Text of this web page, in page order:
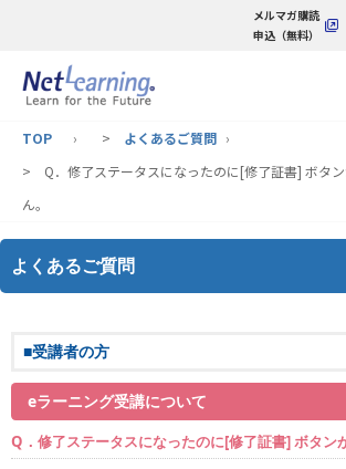
メルマガ購読
申込（無料）
TOP > よくあるご質問
> Q．修了ステータスになったのに[修了証書] ボタ
ん。
よくあるご質問
■受講者の方
eラーニング受講について
Q．修了ステータスになったのに[修了証書] ボタン